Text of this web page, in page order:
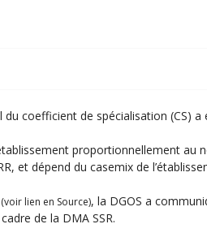
coefficient de spécialisation (CS)
proportionnellement au
et dépend du casemix de
(voir lien en Source), la DGOS a
de la DMA SSR.